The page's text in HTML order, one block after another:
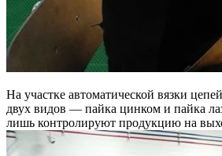
На участке автоматической вязки
двух видов — пайка цинком и пайка
лишь контролируют продукцию на